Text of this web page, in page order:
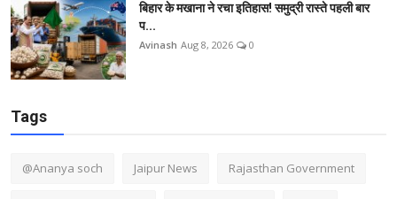
बिहार के मखाना ने रचा इतिहास! समुद्री रास्ते पहली बार
प...
Avinash Aug 8, 2026 0
Tags
@Ananya soch Jaipur News Rajasthan Government